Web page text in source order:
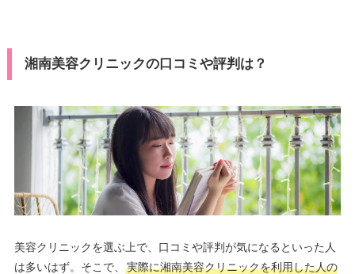
湘南美容クリニックの口コミや評判は？
美容クリニックを選ぶ上で、口コミや評判が気になるといった人
は多いはず。そこで、
実際に湘南美容クリニックを利用した人の